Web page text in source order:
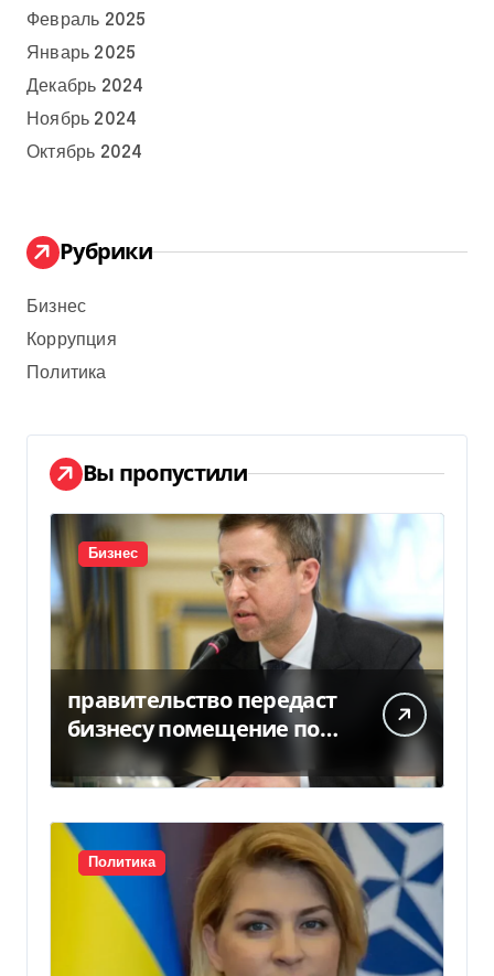
Февраль 2025
Январь 2025
Декабрь 2024
Ноябрь 2024
Октябрь 2024
Рубрики
Бизнес
Коррупция
Политика
Вы пропустили
Бизнес
правительство передаст
бизнесу помещение под
склады
Политика